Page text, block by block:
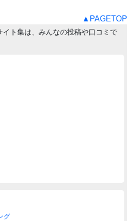
▲PAGETOP
ト集は、みんなの投稿や口コミで
グ